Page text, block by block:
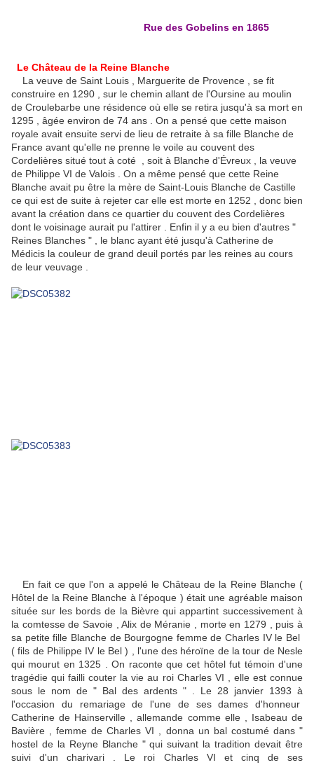
Rue des Gobelins en 1865
Le Château de la Reine Blanche
La veuve de Saint Louis , Marguerite de Provence , se fit
construire en 1290 , sur le chemin allant de l'Oursine au moulin
de Croulebarbe une résidence où elle se retira jusqu'à sa mort en
1295 , âgée environ de 74 ans . On a pensé que cette maison
royale avait ensuite servi de lieu de retraite à sa fille Blanche de
France avant qu'elle ne prenne le voile au couvent des
Cordelières situé tout à coté , soit à Blanche d'Évreux , la veuve
de Philippe VI de Valois . On a même pensé que cette Reine
Blanche avait pu être la mère de Saint-Louis Blanche de Castille
ce qui est de suite à rejeter car elle est morte en 1252 , donc bien
avant la création dans ce quartier du couvent des Cordelières
dont le voisinage aurait pu l'attirer . Enfin il y a eu bien d'autres "
Reines Blanches " , le blanc ayant été jusqu'à Catherine de
Médicis la couleur de grand deuil portés par les reines au cours
de leur veuvage .
En fait ce que l'on a appelé le Château de la Reine Blanche (
Hôtel de la Reine Blanche à l'époque ) était une agréable maison
située sur les bords de la Bièvre qui appartint successivement à
la comtesse de Savoie , Alix de Méranie , morte en 1279 , puis à
sa petite fille Blanche de Bourgogne femme de Charles IV le Bel
( fils de Philippe IV le Bel ) , l'une des héroïne de la tour de Nesle
qui mourut en 1325 . On raconte que cet hôtel fut témoin d'une
tragédie qui failli couter la vie au roi Charles VI , elle est connue
sous le nom de " Bal des ardents " . Le 28 janvier 1393 à
l'occasion du remariage de l'une de ses dames d'honneur
Catherine de Hainserville , allemande comme elle , Isabeau de
Bavière , femme de Charles VI , donna un bal costumé dans "
hostel de la Reyne Blanche " qui suivant la tradition devait être
suivi d'un charivari . Le roi Charles VI et cinq de ses